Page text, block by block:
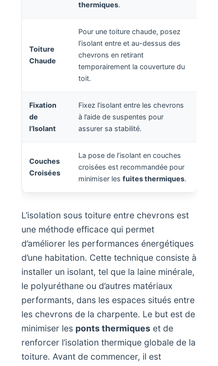
thermiques.
Toiture
Chaude
Pour une toiture chaude, posez
l’isolant entre et au-dessus des
chevrons en retirant
temporairement la couverture du
toit.
Fixation
de
l’Isolant
Fixez l’isolant entre les chevrons
à l’aide de suspentes pour
assurer sa stabilité.
Couches
Croisées
La pose de l’isolant en couches
croisées est recommandée pour
minimiser les fuites thermiques.
L’isolation sous toiture entre chevrons est
une méthode efficace qui permet
d’améliorer les performances énergétiques
d’une habitation. Cette technique consiste à
installer un isolant, tel que la laine minérale,
le polyuréthane ou d’autres matériaux
performants, dans les espaces situés entre
les chevrons de la charpente. Le but est de
minimiser les ponts thermiques et de
renforcer l’isolation thermique globale de la
toiture. Avant de commencer, il est